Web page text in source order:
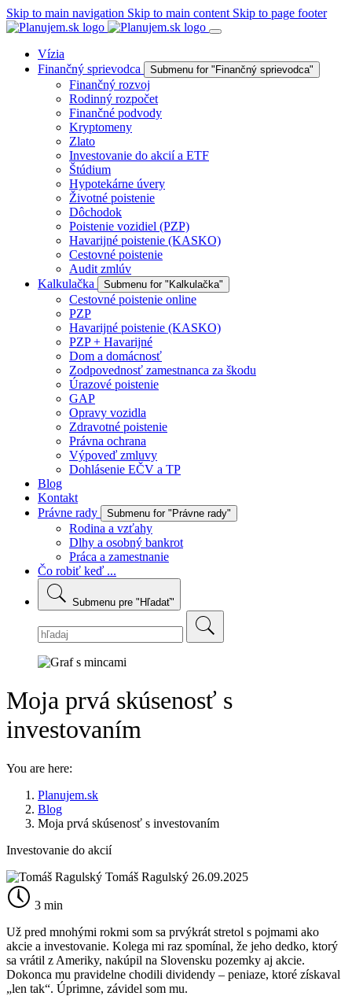
Skip to main navigation Skip to main content Skip to page footer
Vízia
Finančný sprievodca
Submenu for "Finančný sprievodca"
Finančný rozvoj
Rodinný rozpočet
Finančné podvody
Kryptomeny
Zlato
Investovanie do akcií a ETF
Štúdium
Hypotekárne úvery
Životné poistenie
Dôchodok
Poistenie vozidiel (PZP)
Havarijné poistenie (KASKO)
Cestovné poistenie
Audit zmlúv
Kalkulačka
Submenu for "Kalkulačka"
Cestovné poistenie online
PZP
Havarijné poistenie (KASKO)
PZP + Havarijné
Dom a domácnosť
Zodpovednosť zamestnanca za škodu
Úrazové poistenie
GAP
Opravy vozidla
Zdravotné poistenie
Právna ochrana
Výpoveď zmluvy
Dohlásenie EČV a TP
Blog
Kontakt
Právne rady
Submenu for "Právne rady"
Rodina a vzťahy
Dlhy a osobný bankrot
Práca a zamestnanie
Čo robiť keď ...
Submenu pre "Hľadať"
Moja prvá skúsenosť s
investovaním
You are here:
Planujem.sk
Blog
Moja prvá skúsenosť s investovaním
Investovanie do akcií
Tomáš Ragulský 26.09.2025
3 min
Už pred mnohými rokmi som sa prvýkrát stretol s pojmami ako
akcie a investovanie. Kolega mi raz spomínal, že jeho dedko, ktorý
sa vrátil z Ameriky, nakúpil na Slovensku pozemky aj akcie.
Dokonca mu pravidelne chodili dividendy – peniaze, ktoré získaval
„len tak“. Úprimne, závidel som mu.